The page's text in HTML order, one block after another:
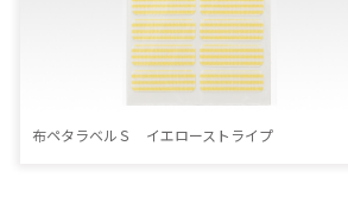
布ペタラベルＳ イエローストライプ